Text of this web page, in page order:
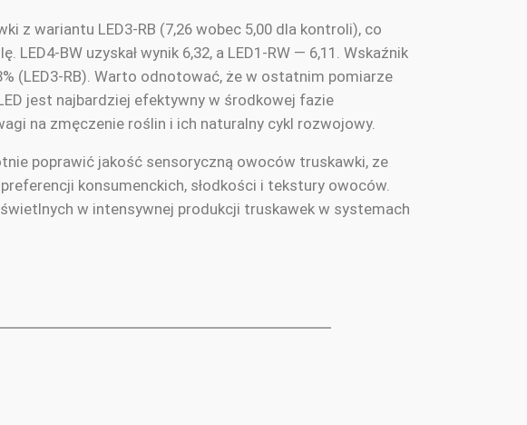
z wariantu LED3-RB (7,26 wobec 5,00 dla kontroli), co
BW uzyskał wynik 6,32, a LED1-RW — 6,11. Wskaźnik
(LED3-RB). Warto odnotować, że w ostatnim pomiarze
jest najbardziej efektywny w środkowej fazie
na zmęczenie roślin i ich naturalny cykl rozwojowy.
poprawić jakość sensoryczną owoców truskawki, ze
konsumenckich, słodkości i tekstury owoców.
w intensywnej produkcji truskawek w systemach